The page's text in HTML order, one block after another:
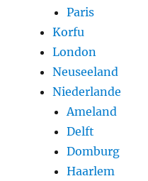
Paris
Korfu
London
Neuseeland
Niederlande
Ameland
Delft
Domburg
Haarlem